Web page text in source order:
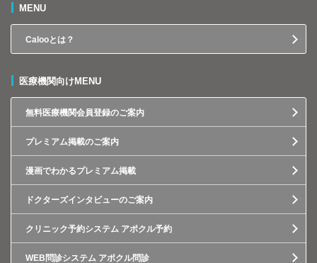
MENU
Calooとは？
医療機関向けMENU
無料医療機関会員登録のご案内
プレミアム掲載のご案内
漫画でわかるプレミアム掲載
ドクターズインタビューのご案内
クリニック予約システム アポクル予約
WEB問診システム アポクル問診